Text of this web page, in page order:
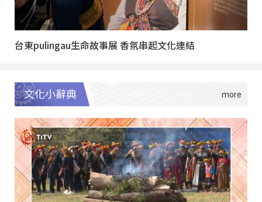
台東pulingau生命故事展 香氛串起文化連結
文化小辭典